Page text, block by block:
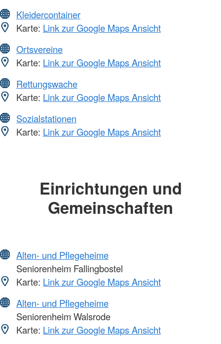
Kleidercontainer
Karte: Link zur Google Maps Ansicht
Ortsvereine
Karte: Link zur Google Maps Ansicht
Rettungswache
Karte: Link zur Google Maps Ansicht
Sozialstationen
Karte: Link zur Google Maps Ansicht
Einrichtungen und
Gemeinschaften
Alten- und Pflegeheime
Seniorenheim Fallingbostel
Karte: Link zur Google Maps Ansicht
Alten- und Pflegeheime
Seniorenheim Walsrode
Karte: Link zur Google Maps Ansicht